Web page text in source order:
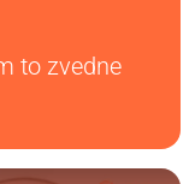
to zvedne